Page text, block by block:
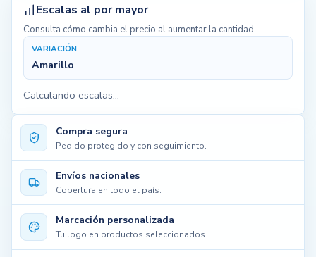
Compra segura
Pedido protegido y con seguimiento.
Envíos nacionales
Cobertura en todo el país.
Marcación personalizada
Tu logo en productos seleccionados.
Escalas al por mayor
Consulta cómo cambia el precio al aumentar la cantidad.
VARIACIÓN
Amarillo
Calculando escalas...